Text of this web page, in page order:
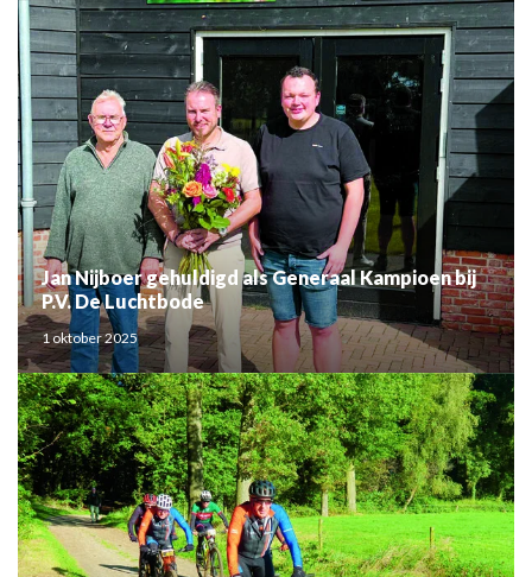
Jan Nijboer gehuldigd als Generaal Kampioen bij
P.V. De Luchtbode
1 oktober 2025